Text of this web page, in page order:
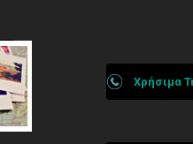
Χρήσιμα